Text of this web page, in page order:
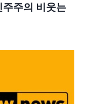
주주의 비웃는